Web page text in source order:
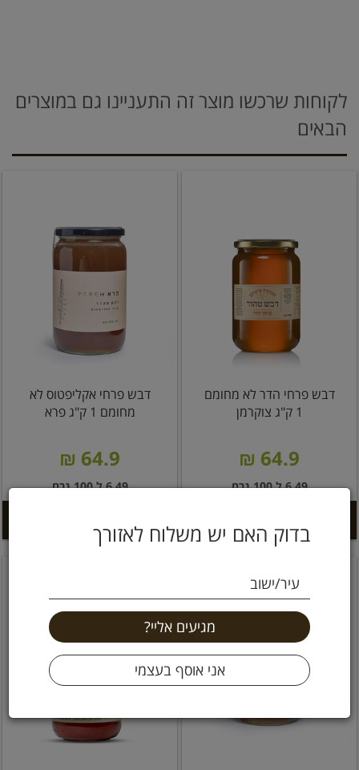
בדוק האם יש משלוח לאזורך
עיר/ישוב
לקוחות שרכשו מוצר זה התעניינו גם במוצרים
הבאים
דבש פרחי הדר לא מחומם
1 ק"ג צוקרמן
64.9 ₪
6.49 ל 100 גרם
דבש פרחי אקליפטוס לא
מחומם 1 ק"ג פרא
64.9 ₪
6.49 ל 100 גרם